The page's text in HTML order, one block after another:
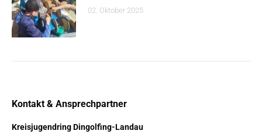
02. Oktober 2025
Kontakt & Ansprechpartner
Kreisjugendring Dingolfing-Landau